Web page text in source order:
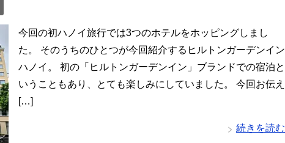
今回の初ハノイ旅行では3つのホテルをホッピングしまし
た。 そのうちのひとつが今回紹介するヒルトンガーデンイン
ハノイ。 初の「ヒルトンガーデンイン」ブランドでの宿泊と
いうこともあり、とても楽しみにしていました。 今回お伝え
[…]
続きを読む